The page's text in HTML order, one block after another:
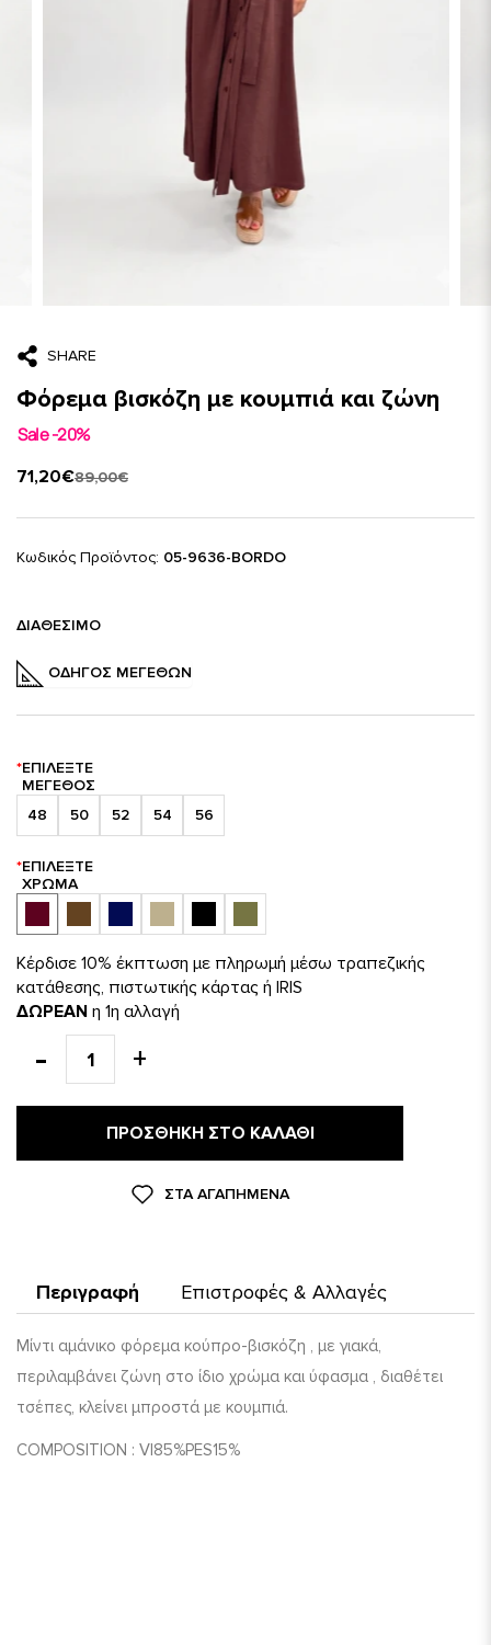
SHARE
Φόρεμα βισκόζη με κουμπιά και ζώνη
Sale -20%
89,00€
71,20€
Κωδικός Προϊόντος: 05-9636-BORDO
ΔΙΑΘΈΣΙΜΟ
ΟΔΗΓΌΣ ΜΕΓΕΘΏΝ
ΕΠΙΛΈΞΤΕ
ΜΈΓΕΘΟΣ
48
50 52 54 56
ΕΠΙΛΈΞΤΕ
ΧΡΏΜΑ
Κέρδισε 10% έκπτωση με πληρωμή μέσω τραπεζικής
κατάθεσης, πιστωτικής κάρτας ή IRIS
ΔΩΡΕΑΝ η 1η αλλαγή
ΠΡΟΣΘΉΚΗ ΣΤΟ ΚΑΛΆΘΙ
ΣΤΑ ΑΓΑΠΗΜΈΝΑ
Περιγραφή Επιστροφές & Αλλαγές
Μίντι αμάνικο φόρεμα κούπρο-βισκόζη , με γιακά,
περιλαμβάνει ζώνη στο ίδιο χρώμα και ύφασμα , διαθέτει
τσέπες, κλείνει μπροστά με κουμπιά.
COMPOSITION : VI85%PES15%